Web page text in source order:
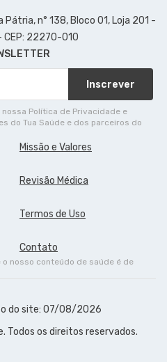
Pátria, n° 138, Bloco 01, Loja 201 -
22270-010
Inscrever
Política de Privacidade e
do Tua Saúde e dos parceiros do
Missão e Valores
Revisão Médica
Termos de Uso
Contato
nosso conteúdo de saúde é de
do site: 07/08/2026
Todos os direitos reservados.